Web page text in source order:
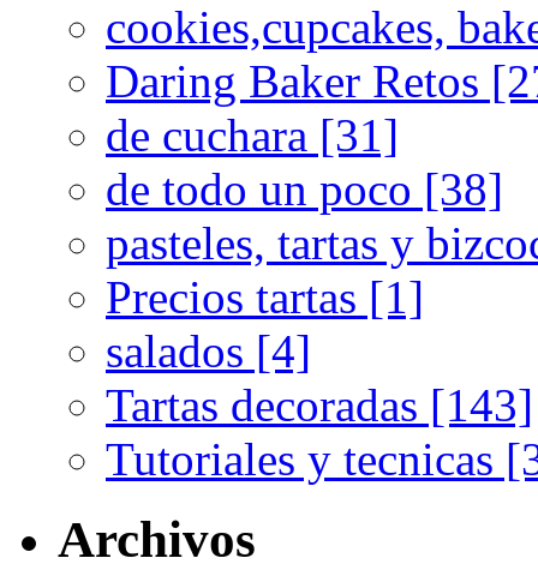
cookies,cupcakes,
Daring Baker Retos
de cuchara [31]
de todo un poco [38]
pasteles, tartas y
Precios tartas [1]
salados [4]
Tartas decoradas [143]
Tutoriales y tecnicas
Archivos